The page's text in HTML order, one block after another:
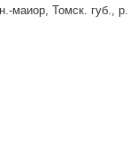
маиор, Томск. губ.,